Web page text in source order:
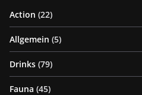
Action (22)
Allgemein (5)
Drinks (79)
Fauna (45)